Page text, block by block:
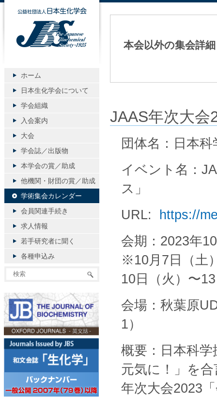
本会以外の集会詳細
JAAS年次大
団体名：日本
イベント名：
ス」
URL:
https://
会期：2023年
※10⽉7⽇（⼟
10⽇（⽕）〜
会場：秋葉原
1）
概要：日本科
元気に！」を
年次大会2023
公益社団法人日本生化学会
ホーム
日本生化学会について
学会組織
入会案内
大会
学会誌／出版物
本学会の賞／助成
他機関・財団の賞／助成
学術集会カレンダー
会員関連手続き
求人情報
若手研究者に聞く
各種申込み